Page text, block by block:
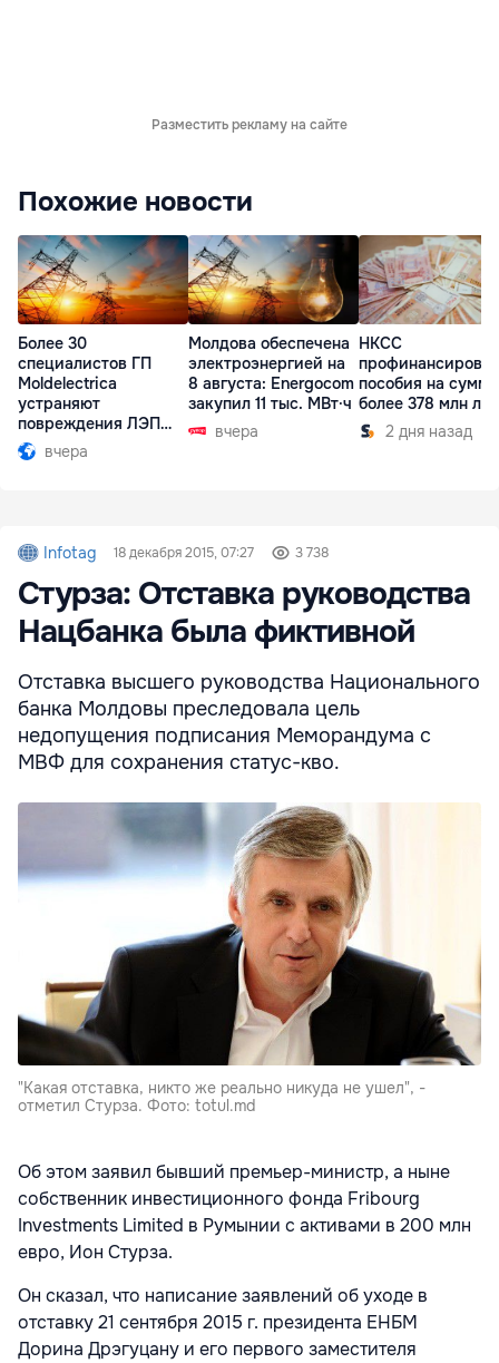
Разместить рекламу на сайте
Похожие новости
Более 30
специалистов ГП
Moldelectrica
устраняют
повреждения ЛЭП
Бельцы-Днестровск
вчера
Молдова обеспечена
электроэнергией на
8 августа: Energocom
закупил 11 тыс. МВт·ч
вчера
НКСС
пособия на сумму
более 378 млн
2 дня назад
Infotag 18 декабря 2015, 07:27 3 738
Стурза: Отставка руководства
Нацбанка была фиктивной
Отставка высшего руководства Национального
банка Молдовы преследовала цель
недопущения подписания Меморандума с
МВФ для сохранения статус-кво.
"Какая отставка, никто же реально никуда не ушел", -
отметил Стурза. Фото: totul.md
Об этом заявил бывший премьер-министр, а ныне
собственник инвестиционного фонда Fribourg
Investments Limited в Румынии с активами в 200 млн
евро, Ион Стурза.
Он сказал, что написание заявлений об уходе в
отставку 21 сентября 2015 г. президента ЕНБМ
Дорина Дрэгуцану и его первого заместителя